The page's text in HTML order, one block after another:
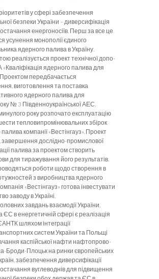
у сфері забезпечення
безпеки України – диверсифікація
енергоносіїв. Перш за все це
усунення монополії єдиного
ядерно­го палива в Україну.
реалізується проект технічної допо­
«Кваліфікація ядерного палива для
Проектом передбачається
виготовлення та поставка
ядерного палива для
№ 3 Південноукраїнської АЕС.
року розпочато експлуатацію
тепловипромінювальних збірок
компанії«Вестінгауз». Проект
за­вершення дослідно-промислової
палива за проектом створить
для тиражування йо­го результатів.
роботи щодо ство­рення в
з виробництва ядерного
«Вестінгауз» готова інвестувати
заводу в Україні.
завдань взаємодії України,
ЄС в енергетичній сфері є реалізація
шляхом інтеграції
систем України та Польщі
каспійської нафти нафтопрово­
-Броди-Плоцьк на ринки європейських
забезпечення диверсифікації
вуглеводнів для підвищення